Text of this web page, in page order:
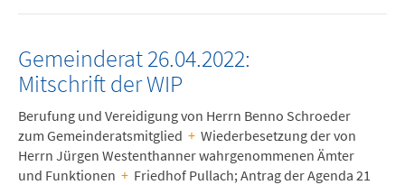
Gemeinderat 26.04.2022:
Mitschrift der WIP
Berufung und Vereidigung von Herrn Benno Schroeder
zum Gemeinderatsmitglied + Wiederbesetzung der von
Herrn Jürgen Westenthanner wahrgenommenen Ämter
und Funktionen + Friedhof Pullach; Antrag der Agenda 21